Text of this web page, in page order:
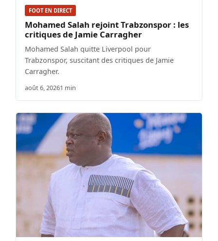
FOOT EN DIRECT
Mohamed Salah rejoint Trabzonspor : les
critiques de Jamie Carragher
Mohamed Salah quitte Liverpool pour
Trabzonspor, suscitant des critiques de Jamie
Carragher.
août 6, 20261 min